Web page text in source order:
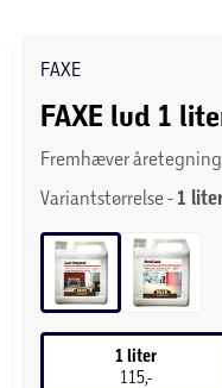
FAXE
FAXE lud 1
Fremhæver
Variantstørrelse - 1
1 liter
115,-